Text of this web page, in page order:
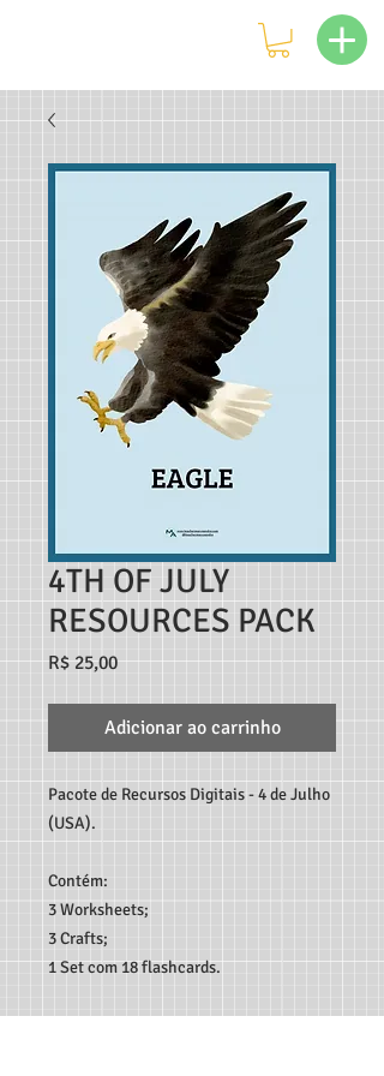
4TH OF JULY
RESOURCES PACK
R$ 25,00Preço
Adicionar ao carrinho
Pacote de Recursos Digitais - 4 de Julho
(USA).
Contém:
3 Worksheets;
3 Crafts;
1 Set com 18 flashcards.